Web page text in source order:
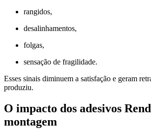
rangidos,
desalinhamentos,
folgas,
sensação de fragilidade.
Esses sinais diminuem a satisfação e geram
produziu.
O impacto dos adesivos
montagem